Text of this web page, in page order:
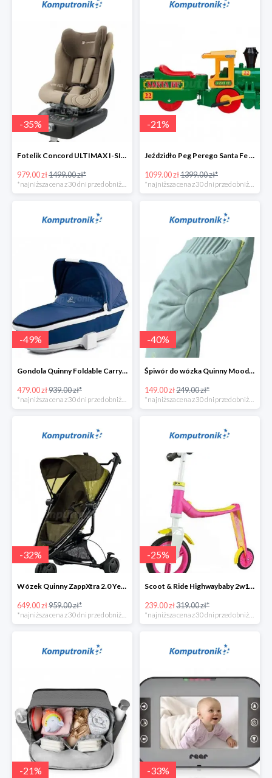
-35%
Fotelik Concord ULTIMAX I-SIZE w super cenie
979.00 zł1499.00 zł*
-21%
Jeździdło Peg Perego Santa Fe Train
1099.00 zł1399.00 zł*
-49%
Gondola Quinny Foldable Carrycot Blue Base w super cenie
479.00 zł939.00 zł*
-40%
Śpiwór do wózka Quinny Moodd Grey Crackle w super cenie
149.00 zł249.00 zł*
-32%
Wózek Quinny ZappXtra 2.0 Yellow Denim w super cenie
649.00 zł959.00 zł*
*najniższa cena z 30 dni przed obniżką
-25%
Scoot & Ride Highwaybaby 2w1 w super cenie
239.00 zł319.00 zł*
*najniższa cena z 30 dni przed obniżką
-21% -33%